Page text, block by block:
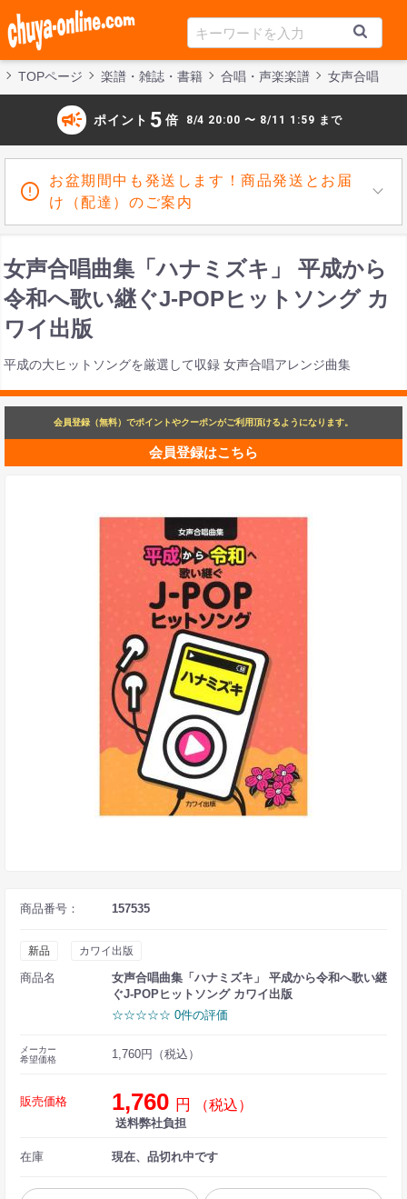
TOPページ 楽譜・雑誌・書籍 合唱・声楽楽譜 女声合唱
campaign ポイント 5 倍 8/4 20:00 〜 8/11 1:59 まで
お盆期間中も発送します！商品発送とお届
け（配達）のご案内
女声合唱曲集「ハナミズキ」 平成から
令和へ歌い継ぐJ-POPヒットソング カ
ワイ出版
平成の大ヒットソングを厳選して収録 女声合唱アレンジ曲集
会員登録（無料）でポイントやクーポンがご利用頂けるようになります。
会員登録はこちら
商品番号： 157535
新品 カワイ出版
商品名
女声合唱曲集「ハナミズキ」 平成から令和へ歌い継
ぐJ-POPヒットソング カワイ出版
☆☆☆☆☆ 0件の評価
メーカー
希望価格
1,760円（税込）
販売価格 1,760 円 （税込）
送料弊社負担
在庫 現在、品切れ中です